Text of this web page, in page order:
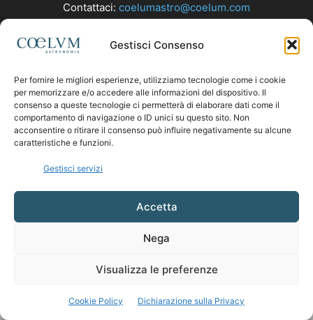
Gestisci Consenso
Per fornire le migliori esperienze, utilizziamo tecnologie come i cookie
per memorizzare e/o accedere alle informazioni del dispositivo. Il
consenso a queste tecnologie ci permetterà di elaborare dati come il
comportamento di navigazione o ID unici su questo sito. Non
acconsentire o ritirare il consenso può influire negativamente su alcune
caratteristiche e funzioni.
Gestisci servizi
Accetta
Nega
Visualizza le preferenze
Cookie Policy Dichiarazione sulla Privacy
Contattaci: coelumastro@coelum.com
SEGUICI